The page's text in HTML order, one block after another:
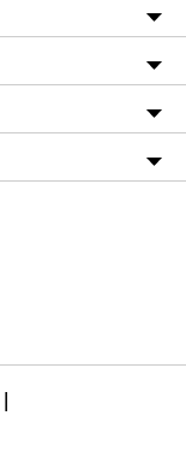
|